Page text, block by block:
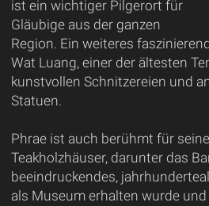
ist ein wichtiger Pilgerort für
Gläubige aus der ganzen
Region. Ein weiteres
Wat Luang, einer der ältesten
kunstvollen Schnitzereien und
Statuen.
Phrae ist auch berühmt für
Teakholzhäuser, darunter das
beeindruckendes,
als Museum erhalten wurde